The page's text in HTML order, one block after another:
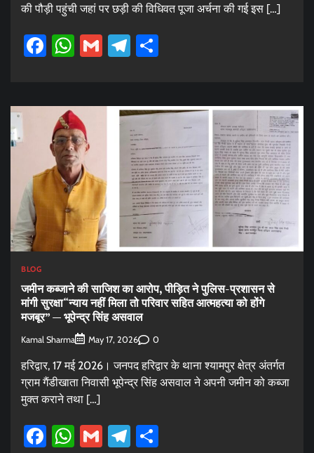
की पौड़ी पहुंची जहां पर छड़ी की विधिवत पूजा अर्चना की गई इस […]
Facebook
WhatsApp
GmailTelegram
BLOG
जमीन कब्जाने की साजिश का आरोप, पीड़ित ने पुलिस-प्रशासन से
मांगी सुरक्षा“न्याय नहीं मिला तो परिवार सहित आत्महत्या को होंगे
मजबूर” — भूपेन्द्र सिंह असवाल
Kamal Sharma May 17, 2026 0
हरिद्वार, 17 मई 2026। जनपद हरिद्वार के थाना श्यामपुर क्षेत्र अंतर्गत
ग्राम गैंडीखाता निवासी भूपेन्द्र सिंह असवाल ने अपनी जमीन को कब्जा
मुक्त कराने तथा […]
Facebook
WhatsApp
GmailTelegram